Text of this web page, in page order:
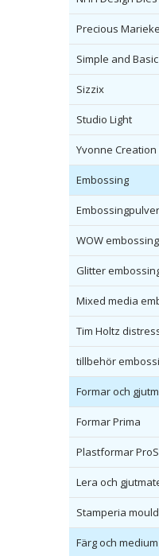
Precious
Simple and
Sizzix
Studio Light
Yvonne Creation
Embossing
Embossingpulver
WOW
Glitter
Mixed media
Tim Holtz
tillbehör
Formar och
Formar Prima
Plastformar
Lera och
Stamperia
Färg och medium